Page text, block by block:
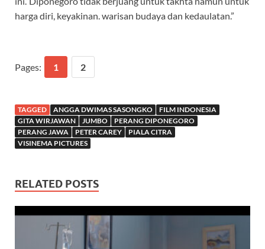
harga diri, keyakinan. warisan budaya dan kedaulatan.”
Pages: 1 2
TAGGED ANGGA DWIMAS SASONGKO
FILM INDONESIA
GITA WIRJAWAN
JUMBO
PERANG DIPONEGORO
PERANG JAWA
PETER CAREY
PIALA CITRA
VISINEMA PICTURES
RELATED POSTS